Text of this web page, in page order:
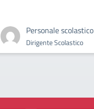
Personale scolastico
Dirigente Scolastico